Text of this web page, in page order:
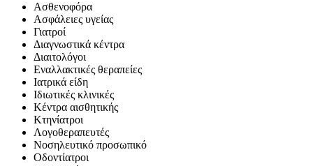
Ασθενοφόρα
Ασφάλειες υγείας
Γιατροί
Διαγνωστικά κέντρα
Διαιτολόγοι
Εναλλακτικές θεραπείες
Ιατρικά είδη
Ιδιωτικές κλινικές
Κέντρα αισθητικής
Κτηνίατροι
Λογοθεραπευτές
Νοσηλευτικό προσωπικό
Οδοντίατροι